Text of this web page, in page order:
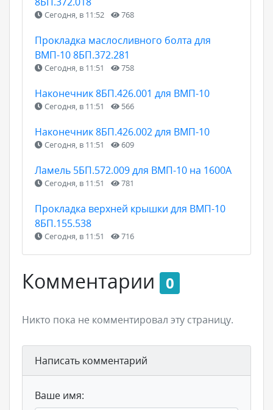
Сегодня, в 11:52 768
Прокладка маслосливного болта для
ВМП-10 8БП.372.281
Сегодня, в 11:51 758
Наконечник 8БП.426.001 для ВМП-10
Сегодня, в 11:51 566
Наконечник 8БП.426.002 для ВМП-10
Сегодня, в 11:51 609
Ламель 5БП.572.009 для ВМП-10 на 1600А
Сегодня, в 11:51 781
Прокладка верхней крышки для ВМП-10
8БП.155.538
Сегодня, в 11:51 716
Комментарии 0
Никто пока не комментировал эту страницу.
Написать комментарий
Ваше имя: